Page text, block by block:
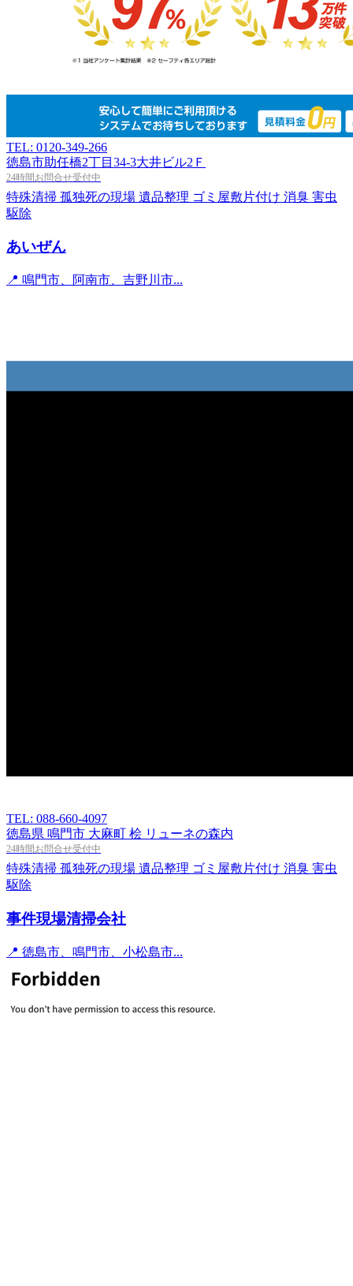
TEL: 0120-349-266
徳島市助任橋2丁目34-3大井ビル2Ｆ
24時間お問合せ受付中
特殊清掃 孤独死の現場 遺品整理 ゴミ屋敷片付け 消臭 害虫
駆除
あいぜん
📍 鳴門市、阿南市、吉野川市...
TEL: 088-660-4097
徳島県 鳴門市 大麻町 桧 リューネの森内
24時間お問合せ受付中
特殊清掃 孤独死の現場 遺品整理 ゴミ屋敷片付け 消臭 害虫
駆除
事件現場清掃会社
📍 徳島市、鳴門市、小松島市...